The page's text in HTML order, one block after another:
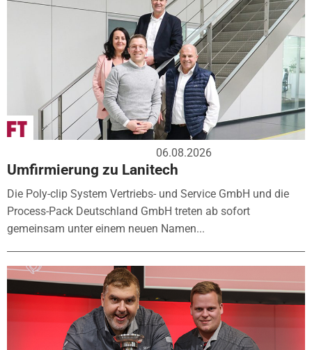
06.08.2026
Umfirmierung zu Lanitech
Die Poly-clip System Vertriebs- und Service GmbH und die
Process-Pack Deutschland GmbH treten ab sofort
gemeinsam unter einem neuen Namen...